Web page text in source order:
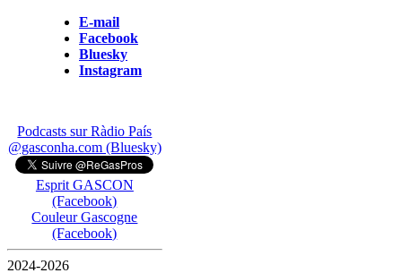
E-mail
Facebook
Bluesky
Instagram
Podcasts sur Ràdio País
@gasconha.com (Bluesky)
Esprit GASCON
(Facebook)
Couleur Gascogne
(Facebook)
2024-2026